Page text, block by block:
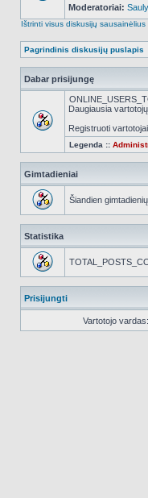
NO_UNREAD_POSTS
Moderatoriai:
Ištrinti visus diskusijų sausainėlius
Pagrindinis diskusijų puslapis
Dabar prisijungę
Daugiausia
Registruoti
Legenda ::
Gimtadieniai
Šiandien
Statistika
Prisijungti
Vartotojo vardas: